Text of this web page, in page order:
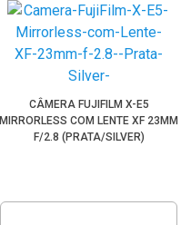
CÂMERA FUJIFILM X-E5
MIRRORLESS COM LENTE XF 23MM
F/2.8 (PRATA/SILVER)